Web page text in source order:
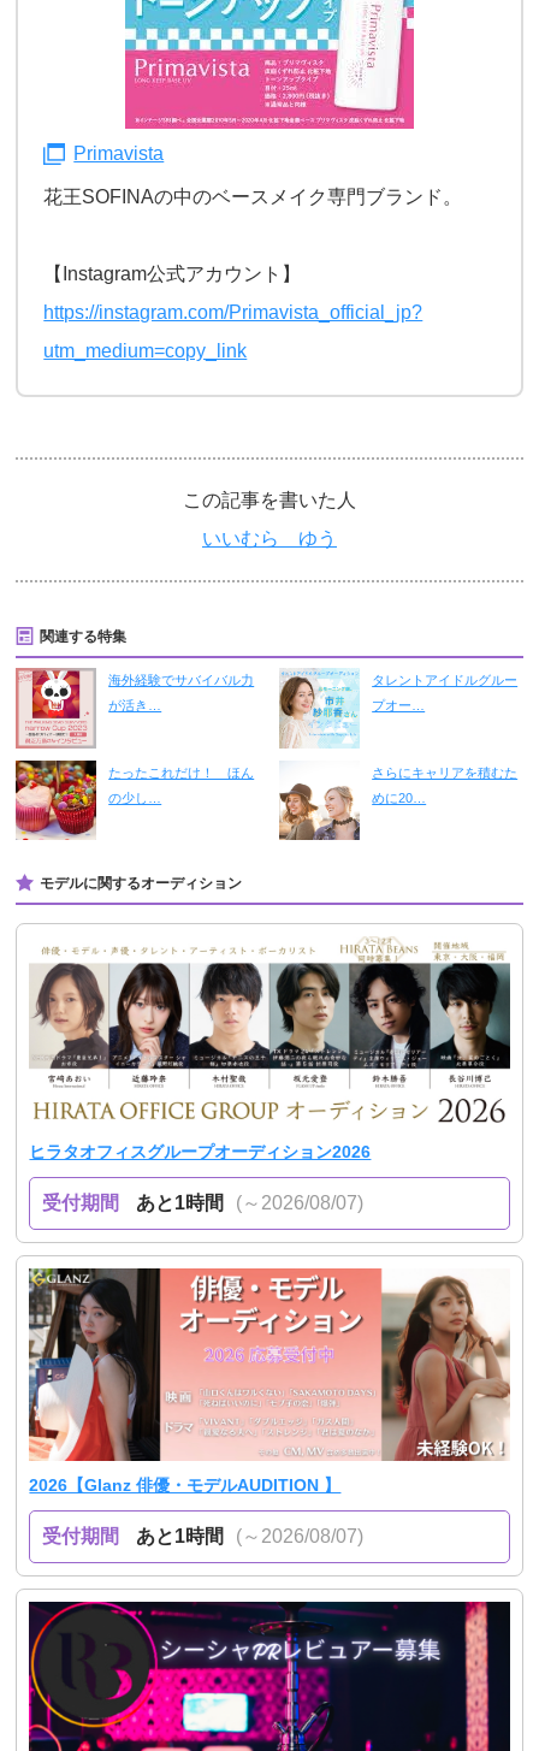
Primavista
花王SOFINAの中のベースメイク専門ブランド。
【Instagram公式アカウント】
https://instagram.com/Primavista_official_jp?
utm_medium=copy_link
この記事を書いた人
いいむら ゆう
関連する特集
海外経験でサバイバル力
が活き…
タレントアイドルグルー
プオー…
たったこれだけ！ ほん
の少し…
さらにキャリアを積むた
めに20…
モデルに関するオーディション
ヒラタオフィスグループオーディション2026
受付期間 あと1時間 (～2026/08/07)
2026【Glanz 俳優・モデルAUDITION 】
受付期間 あと1時間 (～2026/08/07)